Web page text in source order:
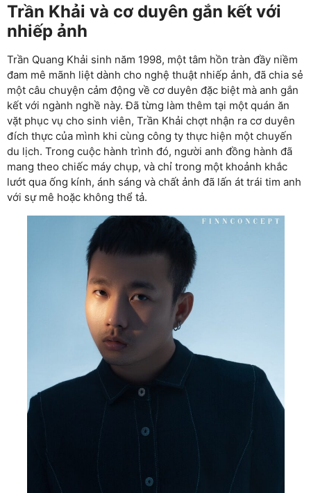
Trần Khải và cơ duyên gắn kết với
nhiếp ảnh
Trần Quang Khải sinh năm 1998, một tâm hồn tràn đầy niềm
đam mê mãnh liệt dành cho nghệ thuật nhiếp ảnh, đã chia sẻ
một câu chuyện cảm động về cơ duyên đặc biệt mà anh gắn
kết với ngành nghề này. Đã từng làm thêm tại một quán ăn
vặt phục vụ cho sinh viên, Trần Khải chợt nhận ra cơ duyên
đích thực của mình khi cùng công ty thực hiện một chuyến
du lịch. Trong cuộc hành trình đó, người anh đồng hành đã
mang theo chiếc máy chụp, và chỉ trong một khoảnh khắc
lướt qua ống kính, ánh sáng và chất ảnh đã lấn át trái tim anh
với sự mê hoặc không thể tả.